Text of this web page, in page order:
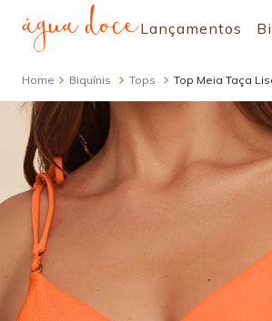
Lançamentos
Biquínis Tops Top Meia Taça